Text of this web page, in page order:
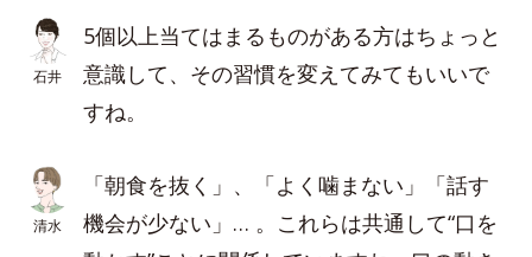
石井
5個以上当てはまるものがある方はちょっと
意識して、その習慣を変えてみてもいいで
すね。
清水
「朝食を抜く」、「よく噛まない」「話す
機会が少ない」… 。これらは共通して“口を